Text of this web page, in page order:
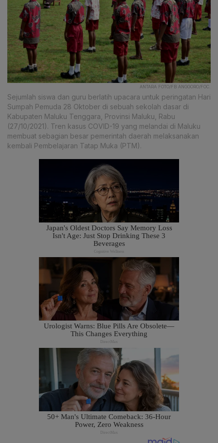
ANTARA FOTO/FB ANGGORO/FOC.
Sejumlah siswa dan guru berlatih upacara untuk peringatan Hari
Sumpah Pemuda 28 Oktober di sebuah sekolah dasar di
Kabupaten Maluku Tenggara, Provinsi Maluku, Rabu
(27/10/2021). Tren kasus COVID-19 yang melandai di Maluku
membuat sebagian besar pemerintah daerah melaksanakan
kembali Pembelajaran Tatap Muka (PTM).